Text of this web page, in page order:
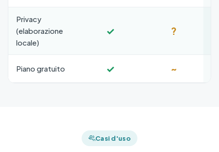
Privacy
(elaborazione
locale)
✓ ?
Piano gratuito ✓ ~
Casi d'uso